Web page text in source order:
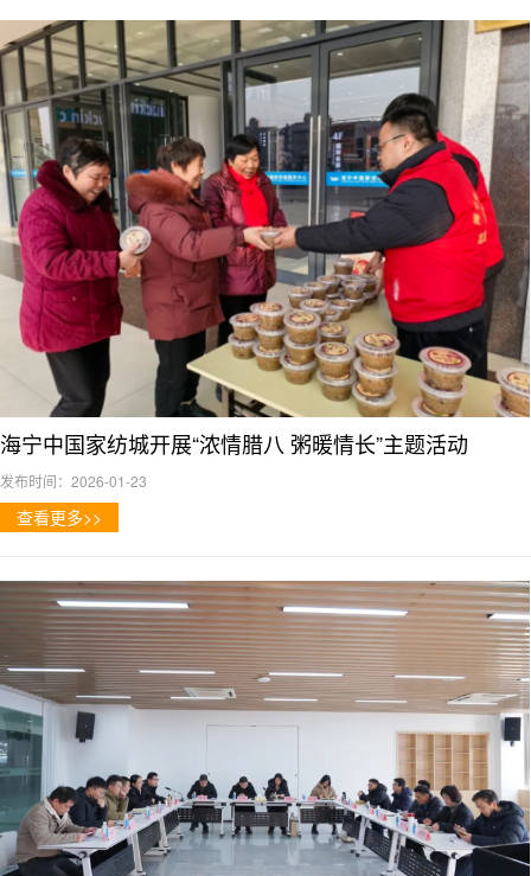
海宁中国家纺城开展“浓情腊八 粥暖情长”主题活动
发布时间：2026-01-23
查看更多>>